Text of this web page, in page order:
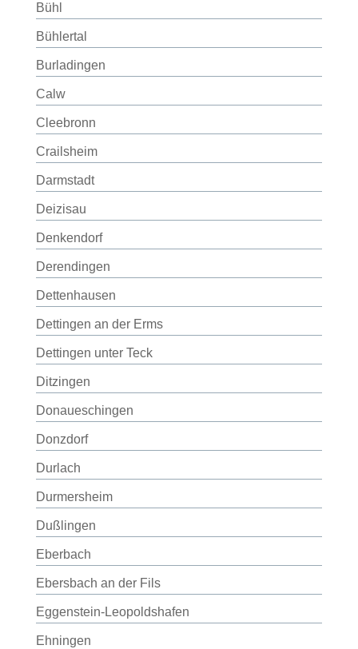
Bühl
Bühlertal
Burladingen
Calw
Cleebronn
Crailsheim
Darmstadt
Deizisau
Denkendorf
Derendingen
Dettenhausen
Dettingen an der Erms
Dettingen unter Teck
Ditzingen
Donaueschingen
Donzdorf
Durlach
Durmersheim
Dußlingen
Eberbach
Ebersbach an der Fils
Eggenstein-Leopoldshafen
Ehningen